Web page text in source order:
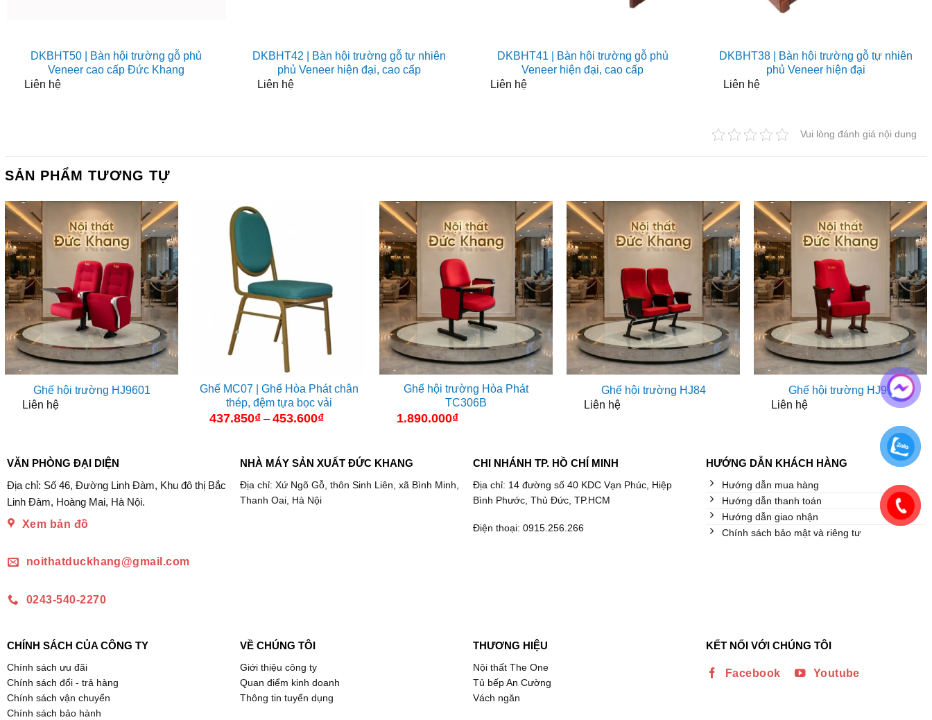
DKBHT50 | Bàn hội trường gỗ phủ
Veneer cao cấp Đức Khang
Liên hệ
DKBHT42 | Bàn hội trường gỗ tự nhiên
phủ Veneer hiện đại, cao cấp
Liên hệ
DKBHT41 | Bàn hội trường gỗ phủ
Veneer hiện đại, cao cấp
Liên hệ
DKBHT38 | Bàn hội trường gỗ tự nhiên
phủ Veneer hiện đại
Liên hệ
Vui lòng đánh giá nội dung
SẢN PHẨM TƯƠNG TỰ
Ghế hội trường HJ9601
Liên hệ
Ghế MC07 | Ghế Hòa Phát chân
thép, đệm tựa bọc vải
437.850₫ – 453.600₫Khoảng
đến
Ghế hội trường Hòa Phát
TC306B
1.890.000₫
Ghế hội trường HJ84
Liên hệ
Ghế hội trường HJ99
Liên hệ
VĂN PHÒNG ĐẠI DIỆN
Địa chỉ: Số 46, Đường Linh Đàm, Khu đô thị Bắc
Linh Đàm, Hoàng Mai, Hà Nội.
Xem bản đồ
noithatduckhang@gmail.com
0243-540-2270
NHÀ MÁY SẢN XUẤT ĐỨC KHANG
Địa chỉ: Xứ Ngõ Gỗ, thôn Sinh Liên, xã Bình Minh,
Thanh Oai, Hà Nội
CHI NHÁNH TP. HỒ CHÍ MINH
Địa chỉ: 14 đường số 40 KDC Vạn Phúc, Hiệp
Bình Phước, Thủ Đức, TP.HCM
Điện thoại: 0915.256.266
HƯỚNG DẪN KHÁCH HÀNG
Hướng dẫn mua hàng
Hướng dẫn thanh toán
Hướng dẫn giao nhận
Chính sách bảo mật và riêng tư
CHÍNH SÁCH CỦA CÔNG TY
Chính sách ưu đãi
Chính sách đổi - trả hàng
Chính sách vận chuyển
Chính sách bảo hành
VỀ CHÚNG TÔI
Giới thiệu công ty
Quan điểm kinh doanh
Thông tin tuyển dụng
THƯƠNG HIỆU
Nội thất The One
Tủ bếp An Cường
Vách ngăn
KẾT NỐI VỚI CHÚNG TÔI
Facebook Youtube